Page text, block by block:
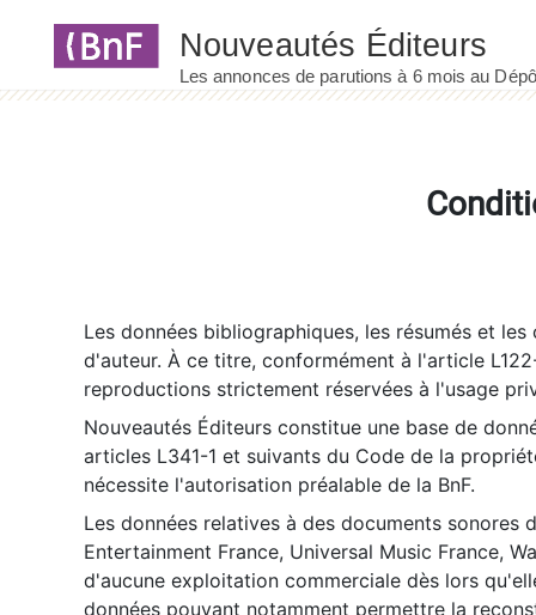
Les données bibliographiques, les résumés et
d'auteur. À ce titre, conformément à l'article
reproductions strictement réservées à l'usage
Nouveautés Éditeurs constitue une base de
articles L341-1 et suivants du Code de la
nécessite l'autorisation préalable de la BnF.
Les données relatives à des documents sonores
Entertainment France, Universal Music France,
d'aucune exploitation commerciale dès lors
données pouvant notamment permettre la